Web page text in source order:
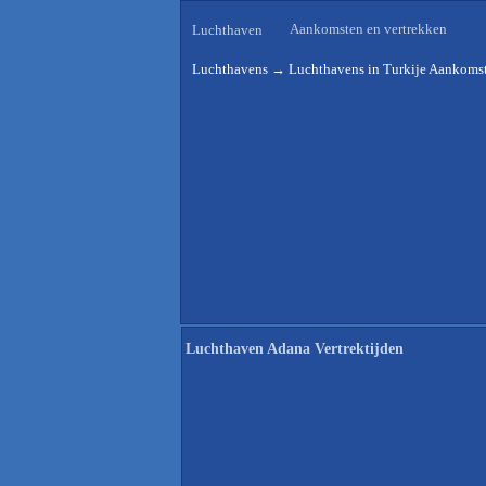
Luchthaven Aankomsten en vertrekken
Luchthavens → Luchthavens in Turkije
Luchthaven Adana Vertrektijden